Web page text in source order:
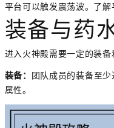
平台可以触发震荡波。了解
装备与药
进入火神殿需要一定的装备
装备： 团队成员的装备至
属性。